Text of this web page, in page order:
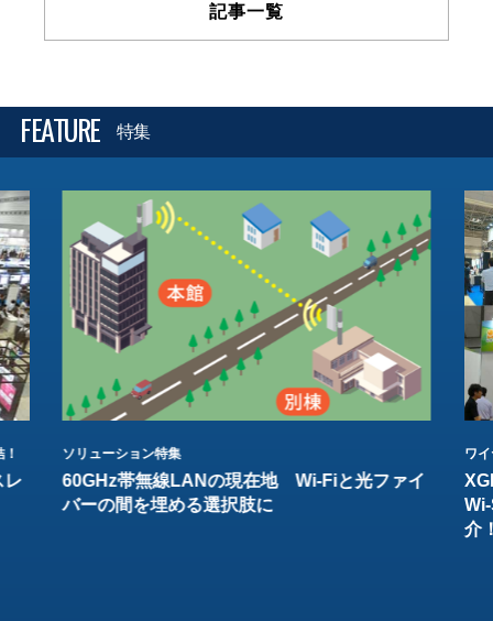
記事一覧
FEATURE 特集
レ
ソリューション特集
60GHz帯無線LANの現在地 Wi-Fiと光ファイ
バーの間を埋める選択肢に
ワ
介